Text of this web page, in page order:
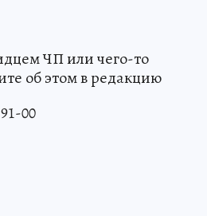
ЧП или чего-то
об этом в редакцию
00